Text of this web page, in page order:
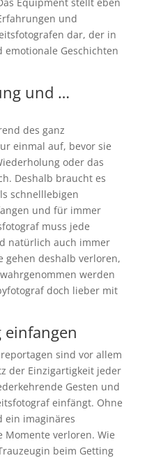
und
dar, der in
Geschichten
und …
des ganz
einmal auf, bevor sie
oder das
Deshalb braucht es
schnelllebigen
und für immer
muss jede
natürlich auch immer
gehen deshalb verloren,
werden
doch lieber mit
sind vor allem
der Einzigartigkeit jeder
Gesten und
einfängt. Ohne
ein imaginäres
Momente verloren. Wie
beim Getting